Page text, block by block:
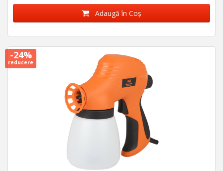
Adaugă în Coş
-24%
reducere